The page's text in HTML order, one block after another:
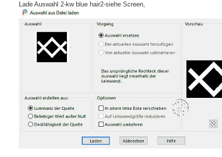
Lade Auswahl 2-kw blue hair2-siehe Screen,